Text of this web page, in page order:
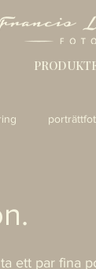
ett par fina